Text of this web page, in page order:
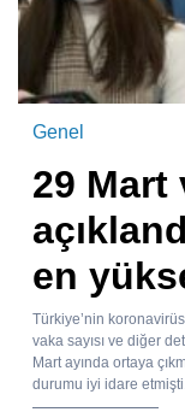
Genel
29 Mart
en
Türkiye’nin
vaka sayısı ve diğer
Mart ayında ortaya
durumu iyi idare